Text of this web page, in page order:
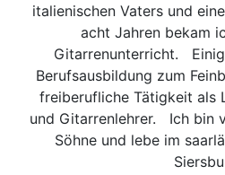
italienischen Vaters und
acht Jahren bekam
Gitarrenunterricht.
Berufsausbildung zum
freiberufliche Tätigkeit als
und Gitarrenlehrer. Ich bin
Söhne und lebe im